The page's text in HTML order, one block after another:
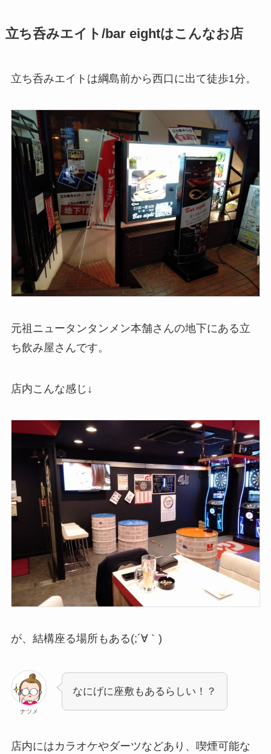
立ち呑みエイト/bar eightはこんなお店
立ち呑みエイトは綱島前から西口に出て徒歩1分。
元祖ニュータンタンメン本舗さんの地下にある立
ち飲み屋さんです。
店内こんな感じ↓
が、結構座る場所もある(;´∀｀)
ナツメ
なにげに座敷もあるらしい！？
店内にはカラオケやダーツなどあり、喫煙可能な